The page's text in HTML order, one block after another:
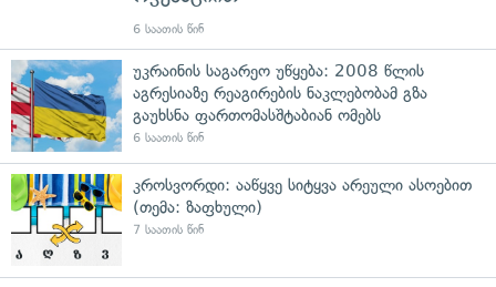
6 საათის წინ
უკრაინის საგარეო უწყება: 2008 წლის
აგრესიაზე რეაგირების ნაკლებობამ გზა
გაუხსნა ფართომასშტაბიან ომებს
6 საათის წინ
კროსვორდი: ააწყვე სიტყვა არეული ასოებით
(თემა: ზაფხული)
7 საათის წინ